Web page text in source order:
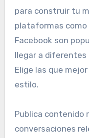
para construir tu
plataformas como
Facebook son
llegar a diferentes
Elige las que
estilo.
Publica contenido
conversaciones